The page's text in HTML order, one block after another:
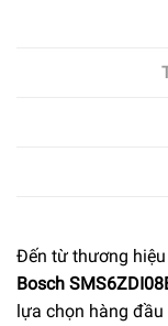
Đến từ thương
Bosch
lựa chọn hàng